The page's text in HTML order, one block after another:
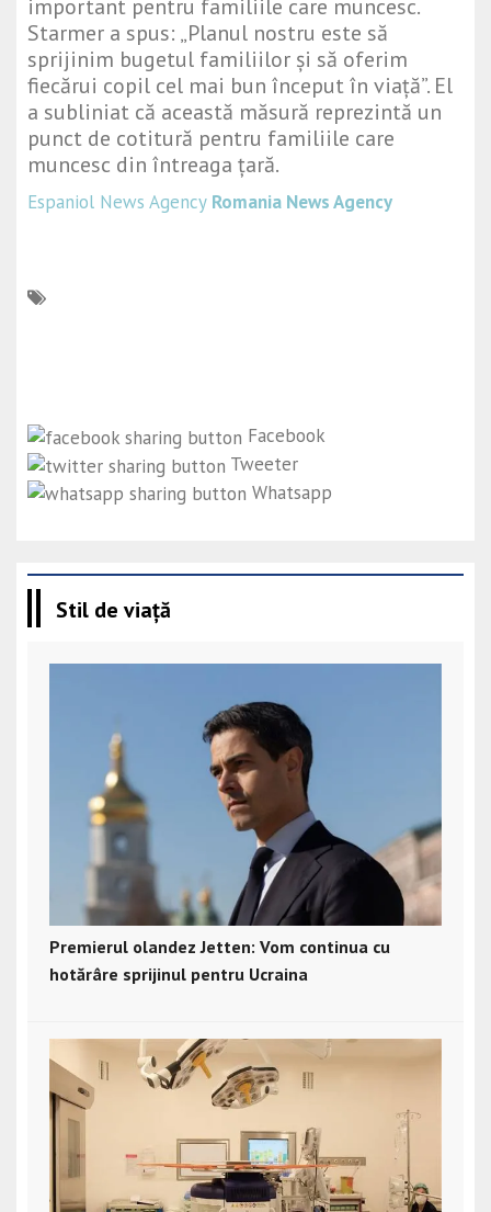
important pentru familiile care muncesc.
Starmer a spus: „Planul nostru este să
sprijinim bugetul familiilor și să oferim
fiecărui copil cel mai bun început în viață”. El
a subliniat că această măsură reprezintă un
punct de cotitură pentru familiile care
muncesc din întreaga țară.
Espaniol News Agency Romania News Agency
Facebook
Tweeter
Whatsapp
Stil de viață
Premierul olandez Jetten: Vom continua cu
hotărâre sprijinul pentru Ucraina